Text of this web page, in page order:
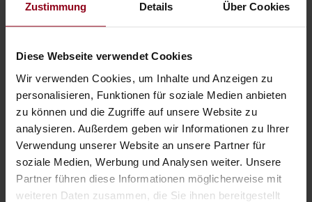
Zustimmung Details Über Cookies
Diese Webseite verwendet Cookies
Wir verwenden Cookies, um Inhalte und Anzeigen zu
personalisieren, Funktionen für soziale Medien anbieten
zu können und die Zugriffe auf unsere Website zu
analysieren. Außerdem geben wir Informationen zu Ihrer
Verwendung unserer Website an unsere Partner für
soziale Medien, Werbung und Analysen weiter. Unsere
Partner führen diese Informationen möglicherweise mit
weiteren Daten zusammen, die Sie ihnen bereitgestellt